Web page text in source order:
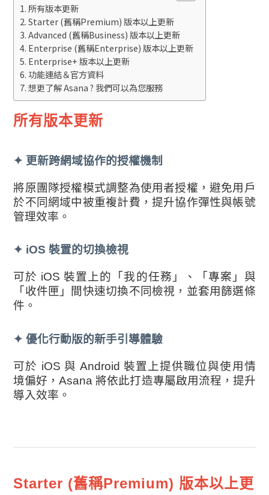
所有版本更新
Starter (舊稱Premium) 版本以上更新
Advanced (舊稱Business) 版本以上更新
Enterprise (舊稱Enterprise) 版本以上更新
Enterprise+ 版本以上更新
功能連結＆官方資料
想更了解 Asana ? 我們可以為您服務
所有版本更新
✦ 更新跨網域協作的授權機制
將原團隊授權模式調整為使用者授權，避免用戶
於不同網域中被重複計費，提升協作彈性與帳號
管理效率。
✦ iOS 裝置的切換檢視
可於 iOS 裝置上的「我的任務」、「專案」與
「收件匣」間快速切換不同檢視，並套用篩選條
件。
✦優化行動版的新手引導體驗
可於 iOS 與 Android 裝置上提供職位與使用情
境偏好，Asana 將依此打造專屬啟用流程，提升
導入效率。
Starter (舊稱Premium) 版本以上更